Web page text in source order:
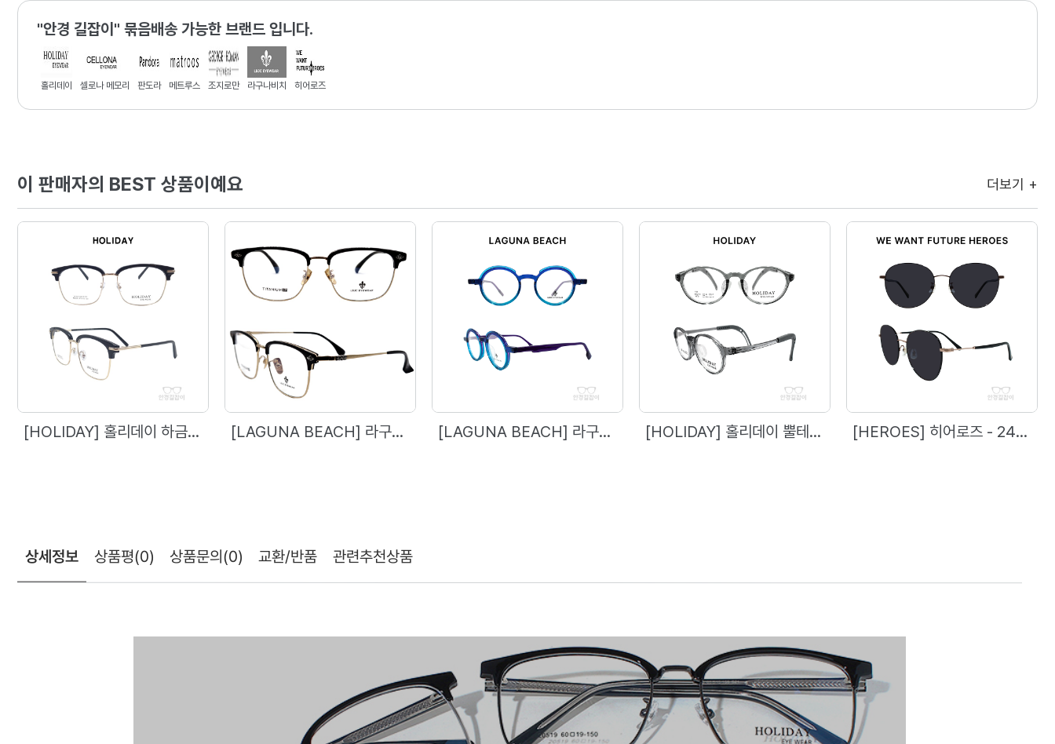
"안경 길잡이" 묶음배송 가능한 브랜드 입니다.
홀리데이 셀로나 메모리 판도라 메트루스 조지로만 라구나비치 히어로즈
이 판매자의 BEST 상품이예요 더보기 +
[HOLIDAY] 홀리데이 하금테 - 58048 (57) [LAGUNA BEACH] 라구나비치 - 2068 (53) [LAGUNA BEACH] 라구나비치 - 76848 (46) [HOLIDAY] 홀리데이 뿔테(소아용) - 1753 (46) [HEROES] 히어로즈 - 2476
상세정보 상품평(0) 상품문의(0) 교환/반품 관련추천상품